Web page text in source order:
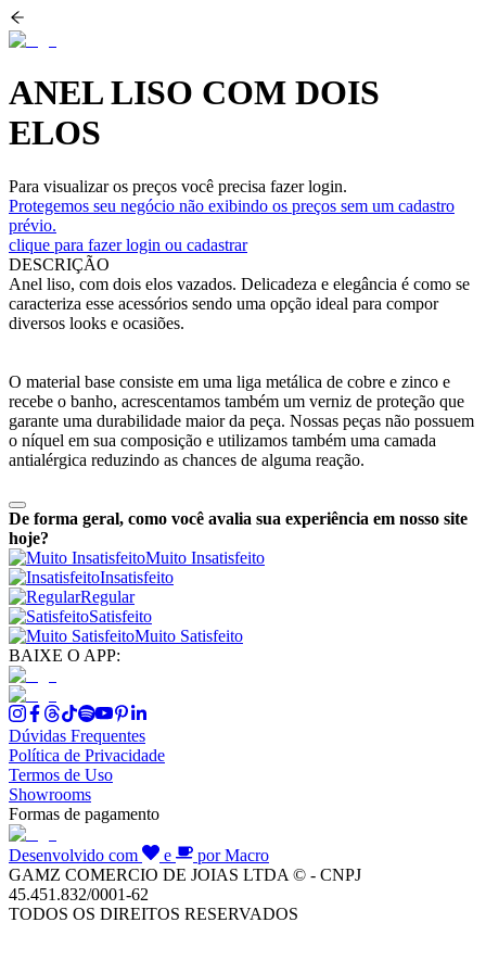
ANEL LISO COM DOIS
ELOS
Para visualizar os preços você precisa fazer login.
Protegemos seu negócio não exibindo os preços sem um cadastro
prévio.
clique para fazer login ou cadastrar
DESCRIÇÃO
Anel liso, com dois elos vazados. Delicadeza e elegância é como se
caracteriza esse acessórios sendo uma opção ideal para compor
diversos looks e ocasiões.
O material base consiste em uma liga metálica de cobre e zinco e
recebe o banho, acrescentamos também um verniz de proteção que
garante uma durabilidade maior da peça. Nossas peças não possuem
o níquel em sua composição e utilizamos também uma camada
antialérgica reduzindo as chances de alguma reação.
De forma geral, como você avalia sua experiência em nosso site
hoje?
Muito Insatisfeito
Insatisfeito
Regular
Satisfeito
Muito Satisfeito
BAIXE O APP:
Dúvidas Frequentes
Política de Privacidade
Termos de Uso
Showrooms
Formas de pagamento
Desenvolvido com e
por Macro
GAMZ COMERCIO DE JOIAS LTDA © - CNPJ
45.451.832/0001-62
TODOS OS DIREITOS RESERVADOS